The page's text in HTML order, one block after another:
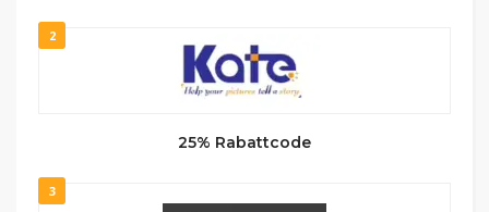
2
25% Rabattcode
3